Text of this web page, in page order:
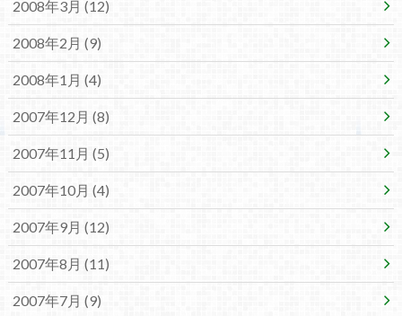
2008年3月 (12)
2008年2月 (9)
2008年1月 (4)
2007年12月 (8)
2007年11月 (5)
2007年10月 (4)
2007年9月 (12)
2007年8月 (11)
2007年7月 (9)